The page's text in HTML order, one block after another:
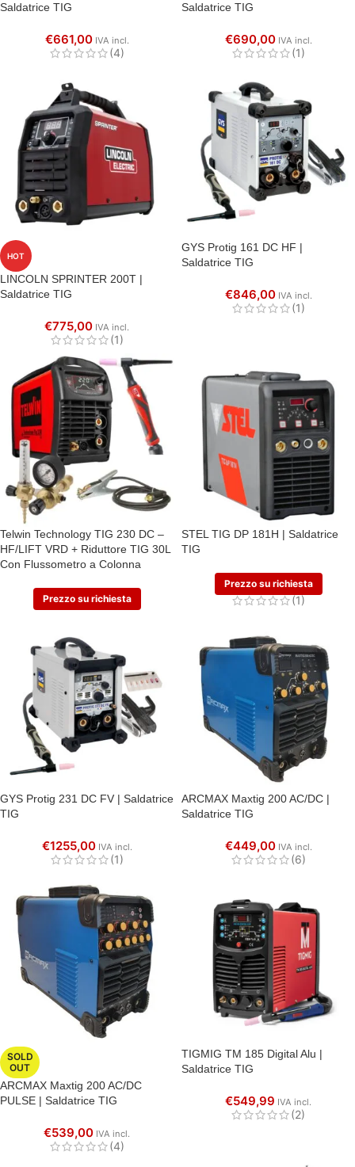
Saldatrice TIG
€661,00 IVA incl.
(4)
Saldatrice TIG
€690,00 IVA incl.
(1)
HOT
LINCOLN SPRINTER 200T |
Saldatrice TIG
€775,00 IVA incl.
(1)
GYS Protig 161 DC HF |
Saldatrice TIG
€846,00 IVA incl.
(1)
Telwin Technology TIG 230 DC –
HF/LIFT VRD + Riduttore TIG 30L
Con Flussometro a Colonna
Prezzo su richiesta
STEL TIG DP 181H | Saldatrice
TIG
Prezzo su richiesta
(1)
GYS Protig 231 DC FV | Saldatrice
TIG
€1255,00 IVA incl.
(1)
ARCMAX Maxtig 200 AC/DC |
Saldatrice TIG
€449,00 IVA incl.
(6)
SOLD
OUT
ARCMAX Maxtig 200 AC/DC
PULSE | Saldatrice TIG
€539,00 IVA incl.
(4)
TIGMIG TM 185 Digital Alu |
Saldatrice TIG
€549,99 IVA incl.
(2)